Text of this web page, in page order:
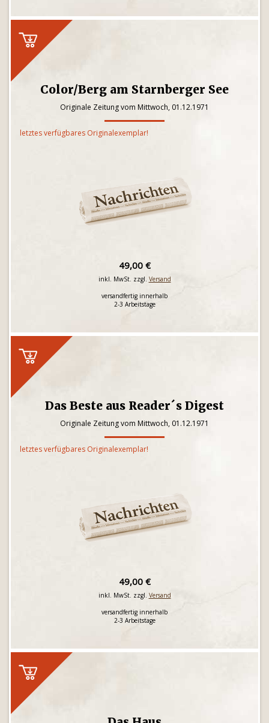
Color/Berg am Starnberger See
Originale Zeitung vom Mittwoch, 01.12.1971
letztes verfügbares Originalexemplar!
49,00 €
inkl. MwSt. zzgl. Versand
versandfertig innerhalb
2-3 Arbeitstage
Das Beste aus Reader´s Digest
Originale Zeitung vom Mittwoch, 01.12.1971
letztes verfügbares Originalexemplar!
49,00 €
inkl. MwSt. zzgl. Versand
versandfertig innerhalb
2-3 Arbeitstage